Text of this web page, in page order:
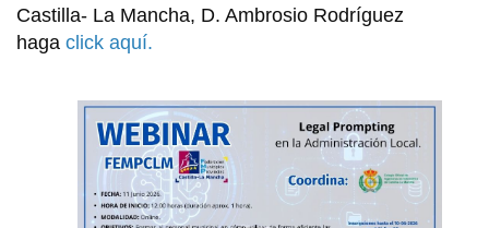
Castilla- La Mancha, D. Ambrosio Rodríguez
haga click aquí.